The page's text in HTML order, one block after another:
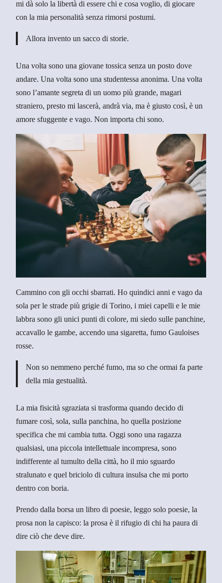
mi dà solo la libertà di essere chi e cosa voglio, di giocare
con la mia personalità senza rimorsi postumi.
Allora invento un sacco di storie.
Una volta sono una giovane tossica senza un posto dove
andare. Una volta sono una studentessa anonima. Una volta
sono l’amante segreta di un uomo più grande, magari
straniero, presto mi lascerà, andrà via, ma è giusto così, è un
amore sfuggente e vago. Non importa chi sono.
Cammino con gli occhi sbarrati. Ho quindici anni e vago da
sola per le strade più grigie di Torino, i miei capelli e le mie
labbra sono gli unici punti di colore, mi siedo sulle panchine,
accavallo le gambe, accendo una sigaretta, fumo Gauloises
rosse.
Non so nemmeno perché fumo, ma so che ormai fa parte
della mia gestualità.
La mia fisicità sgraziata si trasforma quando decido di
fumare così, sola, sulla panchina, ho quella posizione
specifica che mi cambia tutta. Oggi sono una ragazza
qualsiasi, una piccola intellettuale incompresa, sono
indifferente al tumulto della città, ho il mio sguardo
stralunato e quel briciolo di cultura insulsa che mi porto
dentro con boria.
Prendo dalla borsa un libro di poesie, leggo solo poesie, la
prosa non la capisco: la prosa è il rifugio di chi ha paura di
dire ciò che deve dire.